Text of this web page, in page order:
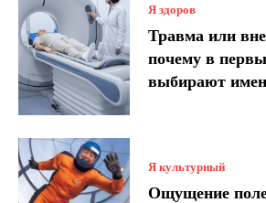
Я здоров
Травма или
почему в
выбирают
Я культурный
Ощущение